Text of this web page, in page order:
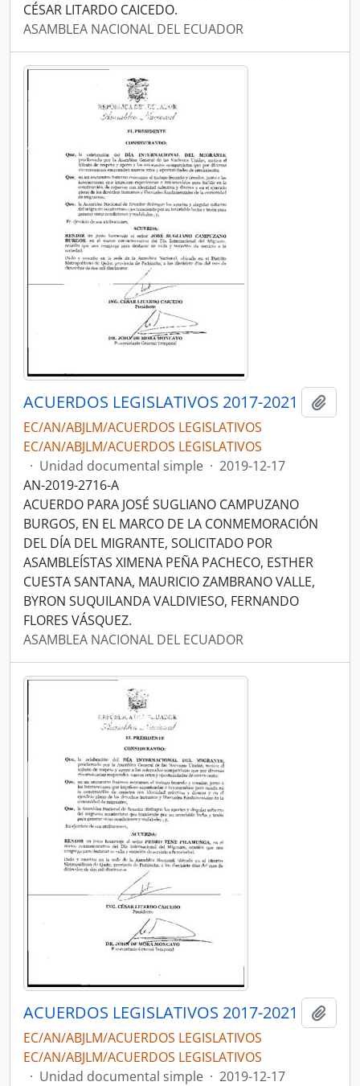
CÉSAR LITARDO CAICEDO.
ASAMBLEA NACIONAL DEL ECUADOR
ACUERDOS LEGISLATIVOS 2017-2021
EC/AN/ABJLM/ACUERDOS LEGISLATIVOS
EC/AN/ABJLM/ACUERDOS LEGISLATIVOS
· Unidad documental simple · 2019-12-17
AN-2019-2716-A
ACUERDO PARA JOSÉ SUGLIANO CAMPUZANO
BURGOS, EN EL MARCO DE LA CONMEMORACIÓN
DEL DÍA DEL MIGRANTE, SOLICITADO POR
ASAMBLEÍSTAS XIMENA PEÑA PACHECO, ESTHER
CUESTA SANTANA, MAURICIO ZAMBRANO VALLE,
BYRON SUQUILANDA VALDIVIESO, FERNANDO
FLORES VÁSQUEZ.
ASAMBLEA NACIONAL DEL ECUADOR
ACUERDOS LEGISLATIVOS 2017-2021
EC/AN/ABJLM/ACUERDOS LEGISLATIVOS
EC/AN/ABJLM/ACUERDOS LEGISLATIVOS
· Unidad documental simple · 2019-12-17